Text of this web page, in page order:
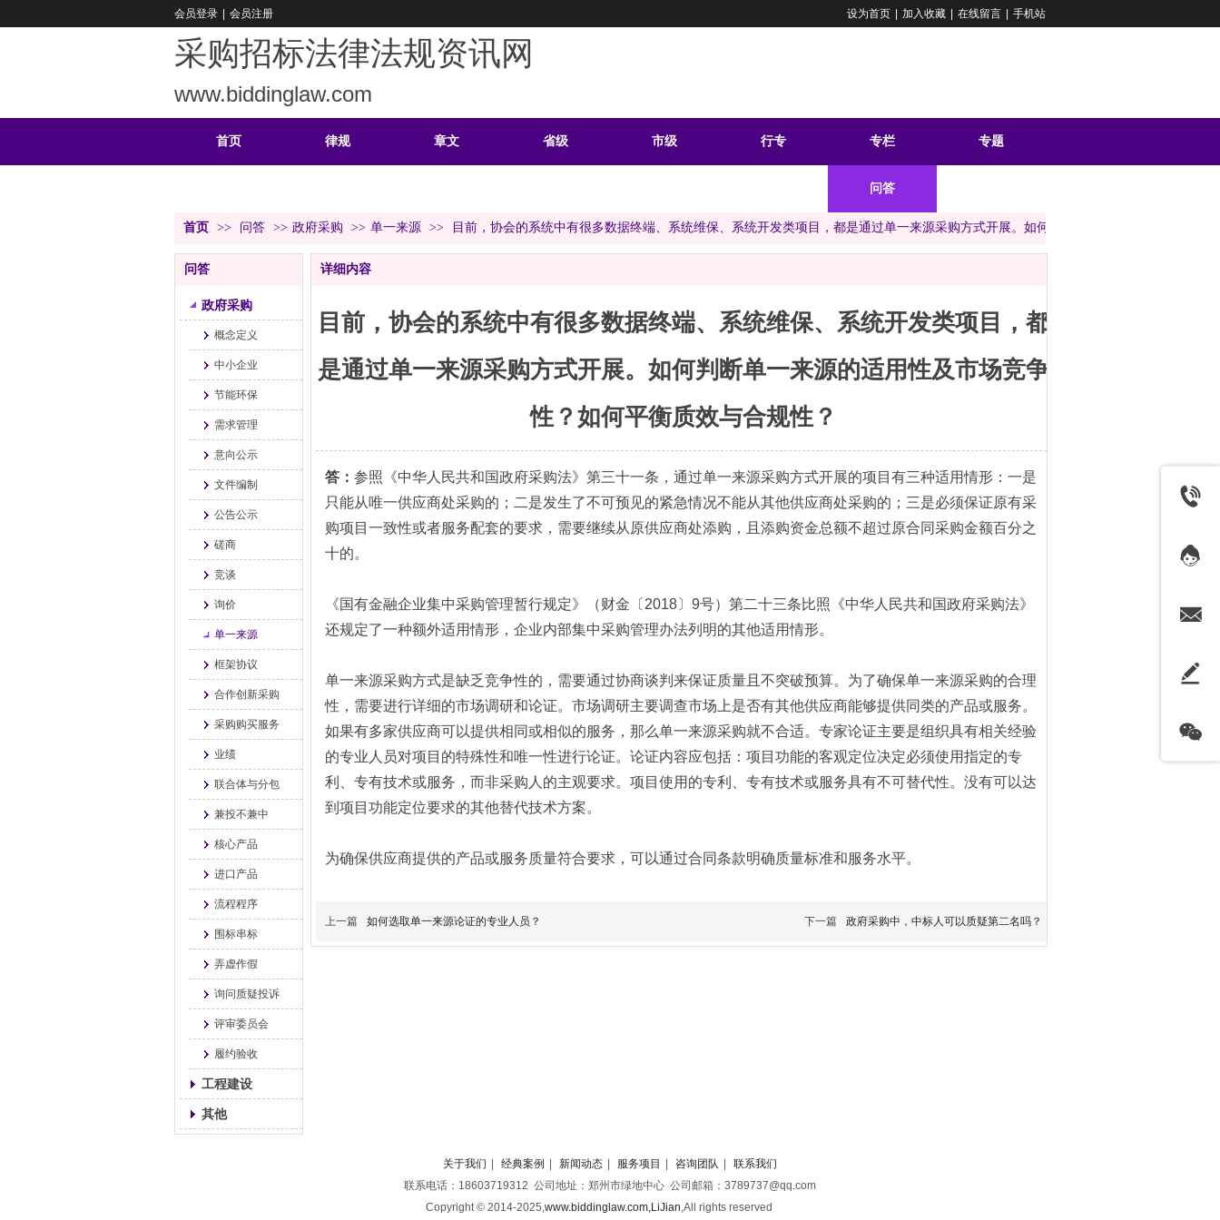
采购招标法律法规资讯网
www.biddinglaw.com
会员登录 会员注册 设为首页 加入收藏 在线留言 手机站
首页 律规 章文 省级 市级 行专 专栏 专题
问答
首页 >> 问答 >> 政府采购 >> 单一来源 >> 目前，协会的系统中有很多数据终端、系统维保、系统开发类项目，都是通过单一来源采购方式开展。如何判断单一来源的适用性及市
问答
政府采购
概念定义
中小企业
节能环保
需求管理
意向公示
文件编制
公告公示
磋商
竞谈
询价
单一来源
框架协议
合作创新采购
采购购买服务
业绩
联合体与分包
兼投不兼中
核心产品
进口产品
流程程序
围标串标
弄虚作假
询问质疑投诉
评审委员会
履约验收
工程建设
其他
详细内容
目前，协会的系统中有很多数据终端、系统维保、系统开发类项目，都
是通过单一来源采购方式开展。如何判断单一来源的适用性及市场竞争
性？如何平衡质效与合规性？
答： 参照《中华人民共和国政府采购法》第三十一条，通过单一来源采购方式开展的项目有三种适用情形：一是
只能从唯一供应商处采购的；二是发生了不可预见的紧急情况不能从其他供应商处采购的；三是必须保证原有采
购项目一致性或者服务配套的要求，需要继续从原供应商处添购，且添购资金总额不超过原合同采购金额百分之
十的。
《国有金融企业集中采购管理暂行规定》（财金〔2018〕9号）第二十三条比照《中华人民共和国政府采购法》
还规定了一种额外适用情形，企业内部集中采购管理办法列明的其他适用情形。
单一来源采购方式是缺乏竞争性的，需要通过协商谈判来保证质量且不突破预算。为了确保单一来源采购的合理
性，需要进行详细的市场调研和论证。市场调研主要调查市场上是否有其他供应商能够提供同类的产品或服务。
如果有多家供应商可以提供相同或相似的服务，那么单一来源采购就不合适。专家论证主要是组织具有相关经验
的专业人员对项目的特殊性和唯一性进行论证。论证内容应包括：项目功能的客观定位决定必须使用指定的专
利、专有技术或服务，而非采购人的主观要求。项目使用的专利、专有技术或服务具有不可替代性。没有可以达
到项目功能定位要求的其他替代技术方案。
为确保供应商提供的产品或服务质量符合要求，可以通过合同条款明确质量标准和服务水平。
上一篇 如何选取单一来源论证的专业人员？ 下一篇 政府采购中，中标人可以质疑第二名吗？
关于我们 经典案例 新闻动态 服务项目 咨询团队
联系我们
联系电话：18603719312 公司地址：郑州市绿地中心 公司邮箱：3789737@qq.com
Copyright © 2014-2025,www.biddinglaw.com,LiJian,All rights reserved